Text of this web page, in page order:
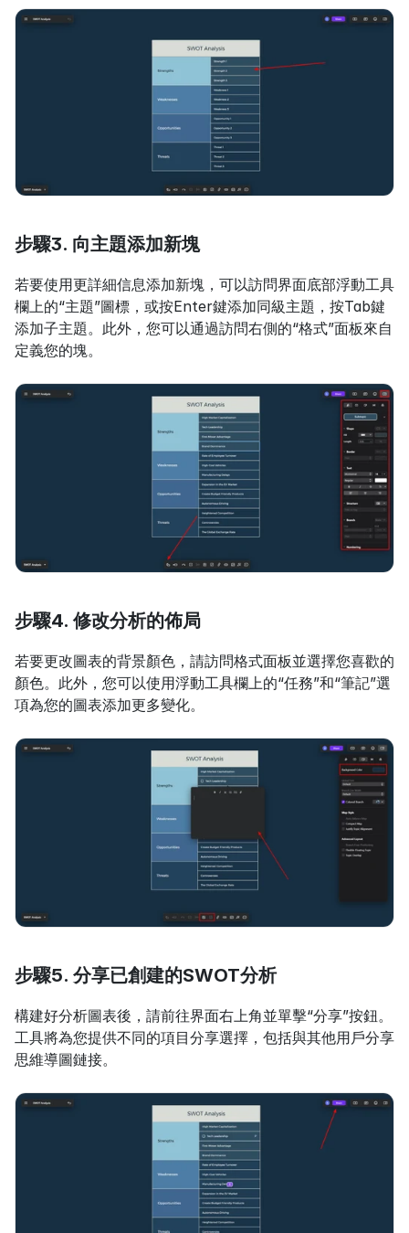
步驟3. 向主題添加新塊
若要使用更詳細信息添加新塊，可以訪問界面底部浮動工具
欄上的“主題”圖標，或按Enter鍵添加同級主題，按Tab鍵
添加子主題。此外，您可以通過訪問右側的“格式”面板來自
定義您的塊。
步驟4. 修改分析的佈局
若要更改圖表的背景顏色，請訪問格式面板並選擇您喜歡的
顏色。此外，您可以使用浮動工具欄上的“任務”和“筆記”選
項為您的圖表添加更多變化。
步驟5. 分享已創建的SWOT分析
構建好分析圖表後，請前往界面右上角並單擊“分享”按鈕。
工具將為您提供不同的項目分享選擇，包括與其他用戶分享
思維導圖鏈接。